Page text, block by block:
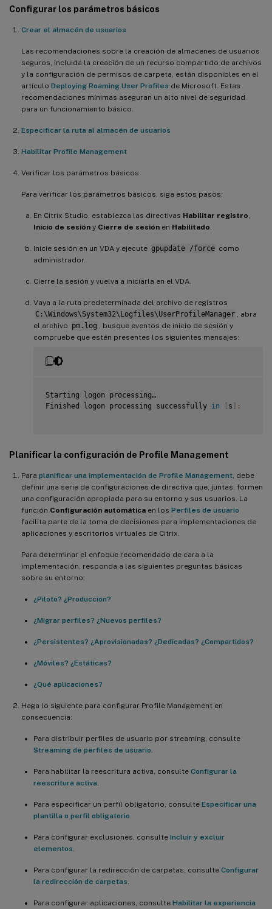
Configurar los parámetros básicos
Crear el almacén de usuarios
Las recomendaciones sobre la creación de almacenes de usuarios
seguros, incluida la creación de un recurso compartido de archivos
y la configuración de permisos de carpeta, están disponibles en el
artículo Deploying Roaming User Profiles de Microsoft. Estas
recomendaciones mínimas aseguran un alto nivel de seguridad
para un funcionamiento básico.
Especificar la ruta al almacén de usuarios
Habilitar Profile Management
Verificar los parámetros básicos
Para verificar los parámetros básicos, siga estos pasos:
En Citrix Studio, establezca las directivas Habilitar registro
Inicio de sesión y Cierre de sesión en Habilitado
Inicie sesión en un VDA y ejecute gpupdate /force como
administrador.
Cierre la sesión y vuelva a iniciarla en el VDA.
Vaya a la ruta predeterminada del archivo de registros
C:\Windows\System32\Logfiles\UserProfileManager
, abra
el archivo pm.log
, busque eventos de inicio de sesión y
compruebe que estén presentes los siguientes mensajes:
Starting logon processing…
Finished logon processing successfully in [ s ] :
Planificar la configuración de Profile Management
Para planificar una implementación de Profile Management , debe
definir una serie de configuraciones de directiva que, juntas, formen
una configuración apropiada para su entorno y sus usuarios. La
función Configuración automática en los Perfiles de usuario
facilita parte de la toma de decisiones para implementaciones de
aplicaciones y escritorios virtuales de Citrix.
Para determinar el enfoque recomendado de cara a la
implementación, responda a las siguientes preguntas básicas
sobre su entorno:
¿Piloto? ¿Producción?
¿Migrar perfiles? ¿Nuevos perfiles?
¿Persistentes? ¿Aprovisionadas? ¿Dedicadas? ¿Compartidos?
¿Móviles? ¿Estáticas?
¿Qué aplicaciones?
Haga lo siguiente para configurar Profile Management en
consecuencia:
Para distribuir perfiles de usuario por streaming, consulte
Streaming de perfiles de usuario
Para habilitar la reescritura activa, consulte Configurar la
reescritura activa
Para especificar un perfil obligatorio, consulte Especificar una
plantilla o perfil obligatorio
Para configurar exclusiones, consulte Incluir y excluir
elementos
Para configurar la redirección de carpetas, consulte Configurar
la redirección de carpetas
Para configurar aplicaciones, consulte Habilitar la experiencia